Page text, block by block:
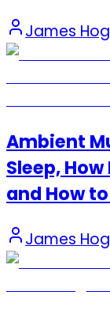
James
Ambient
Sleep,
and How
James